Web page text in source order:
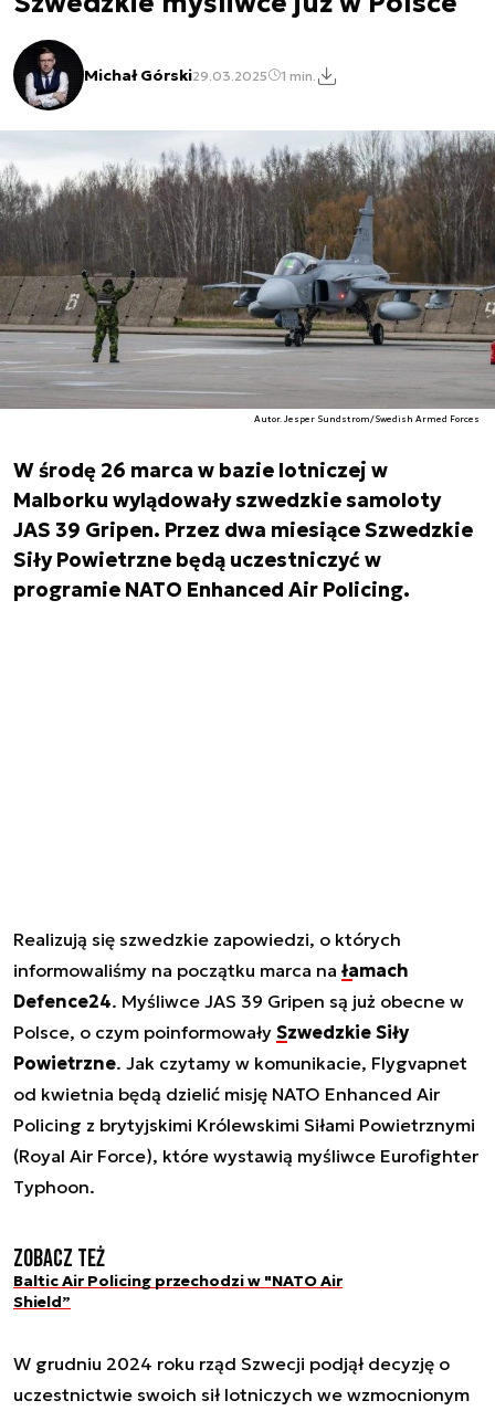
Michał Górski29.03.2025 1 min.
Autor. Jesper Sundstrom/Swedish Armed Forces
W środę 26 marca w bazie lotniczej w
Malborku wylądowały szwedzkie samoloty
JAS 39 Gripen. Przez dwa miesiące Szwedzkie
Siły Powietrzne będą uczestniczyć w
programie NATO Enhanced Air Policing.
Realizują się szwedzkie zapowiedzi, o których
informowaliśmy na początku marca na łamach
Defence24. Myśliwce JAS 39 Gripen są już obecne w
Polsce, o czym poinformowały Szwedzkie Siły
Powietrzne. Jak czytamy w komunikacie, Flygvapnet
od kwietnia będą dzielić misję NATO Enhanced Air
Policing z brytyjskimi Królewskimi Siłami Powietrznymi
(Royal Air Force), które wystawią myśliwce Eurofighter
Typhoon.
Zobacz też
Baltic Air Policing przechodzi w "NATO Air
Shield”
W grudniu 2024 roku rząd Szwecji podjął decyzję o
uczestnictwie swoich sił lotniczych we wzmocnionym